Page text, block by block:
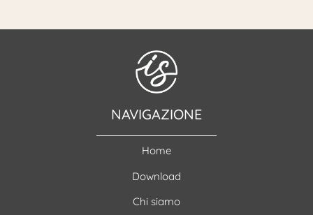
NAVIGAZIONE
Home
Download
Chi siamo